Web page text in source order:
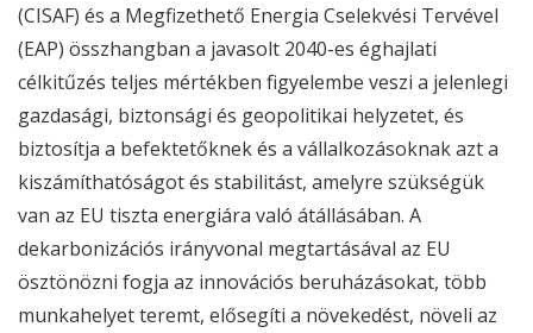
(CISAF) és a Megfizethető Energia Cselekvési Tervével
(EAP) összhangban a javasolt 2040-es éghajlati
célkitűzés teljes mértékben figyelembe veszi a jelenlegi
gazdasági, biztonsági és geopolitikai helyzetet, és
biztosítja a befektetőknek és a vállalkozásoknak azt a
kiszámíthatóságot és stabilitást, amelyre szükségük
van az EU tiszta energiára való átállásában. A
dekarbonizációs irányvonal megtartásával az EU
ösztönözni fogja az innovációs beruházásokat, több
munkahelyet teremt, elősegíti a növekedést, növeli az